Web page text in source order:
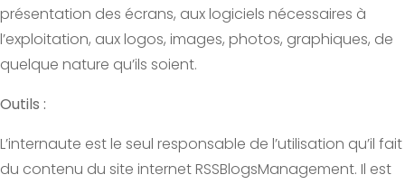
présentation des écrans, aux logiciels nécessaires à
l’exploitation, aux logos, images, photos, graphiques, de
quelque nature qu’ils soient.
Outils :
L’internaute est le seul responsable de l’utilisation qu’il fait
du contenu du site internet RSSBlogsManagement. Il est